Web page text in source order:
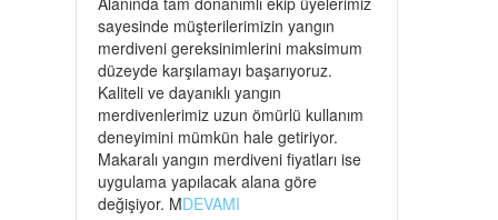
sayesinde müşterilerimizin yangın
merdiveni gereksinimlerini maksimum
düzeyde karşılamayı başarıyoruz.
Kaliteli ve dayanıklı yangın
merdivenlerimiz uzun ömürlü kullanım
deneyimini mümkün hale getiriyor.
Makaralı yangın merdiveni fiyatları ise
uygulama yapılacak alana göre
değişiyor. MDEVAMI